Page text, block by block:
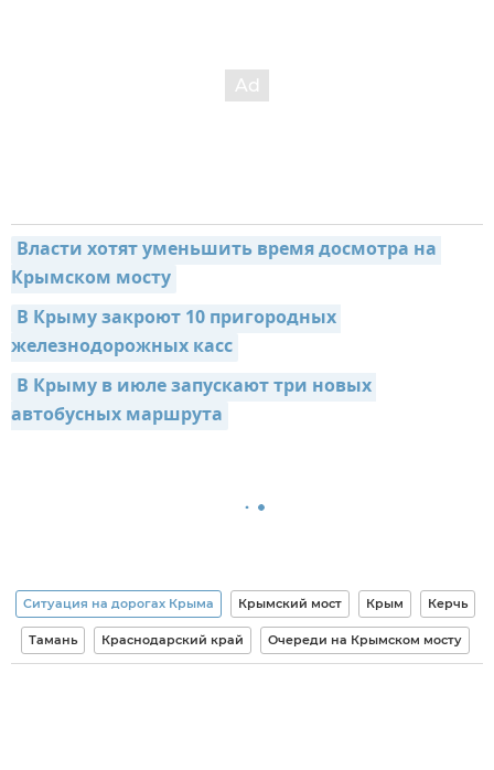
Власти хотят уменьшить время досмотра на
Крымском мосту
В Крыму закроют 10 пригородных
железнодорожных касс
В Крыму в июле запускают три новых
автобусных маршрута
Ситуация на дорогах Крыма Крымский мост Крым Керчь
Тамань Краснодарский край Очереди на Крымском мосту